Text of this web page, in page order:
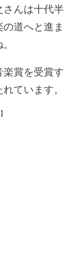
さんは十代半
道へと進ま
楽賞を受賞す
ています。